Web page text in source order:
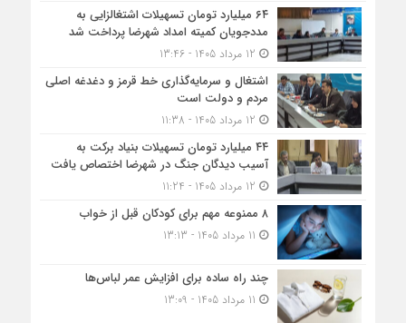
۶۴ میلیارد تومان تسهیلات اشتغالزایی به
مددجویان کمیته امداد شهرضا پرداخت شد
اشتغال و سرمایه‌گذاری خط قرمز و دغدغه اصلی
مردم و دولت است
۴۴ میلیارد تومان تسهیلات بنیاد برکت به
آسیب دیدگان جنگ در شهرضا اختصاص یافت
۸ ممنوعه مهم برای کودکان قبل از خواب
چند راه ساده برای افزایش عمر لباس‌ها